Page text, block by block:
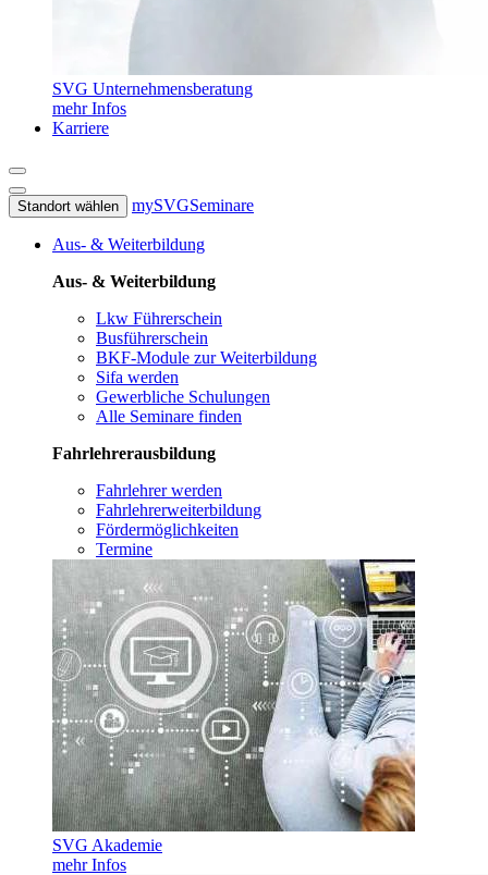
SVG Unternehmensberatung
mehr Infos
Karriere
Standort wählen mySVGSeminare
Aus- & Weiterbildung
Aus- & Weiterbildung
Lkw Führerschein
Busführerschein
BKF-Module zur Weiterbildung
Sifa werden
Gewerbliche Schulungen
Alle Seminare finden
Fahrlehrerausbildung
Fahrlehrer werden
Fahrlehrerweiterbildung
Fördermöglichkeiten
Termine
SVG Akademie
mehr Infos